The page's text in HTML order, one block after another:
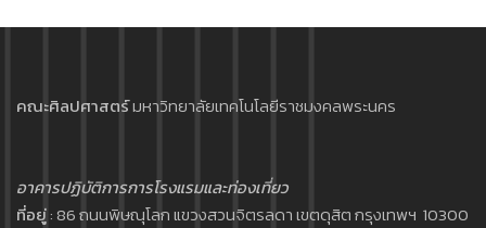
คณะศิลปศาสตร์มหาวิทยาลัยเทคโนโลยีราชมงคลพระนคร
อาคารปฏิบัติการการโรงแรมและท่องเที่ยว
ที่อยู่: 86 ถนนพิษณุโลก แขวงสวนจิตรลดา เขตดุสิต กรุงเทพฯ 10300